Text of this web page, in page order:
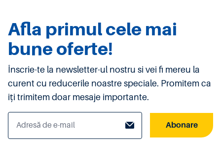
Afla primul cele mai
bune oferte!
Înscrie-te la newsletter-ul nostru si vei fi mereu la
curent cu reducerile noastre speciale. Promitem ca
iți trimitem doar mesaje importante.
Abonare